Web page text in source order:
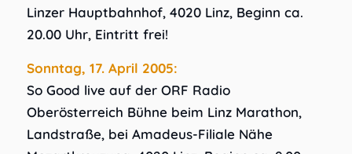
Linzer Hauptbahnhof, 4020 Linz, Beginn ca.
20.00 Uhr, Eintritt frei!
Sonntag, 17. April 2005:
So Good live auf der ORF Radio
Oberösterreich Bühne beim Linz Marathon,
Landstraße, bei Amadeus-Filiale Nähe